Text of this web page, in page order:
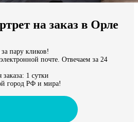
миру
на заказ в Орле
пару кликов!
почте. Отвечаем за 24
1 сутки
город РФ и мира!